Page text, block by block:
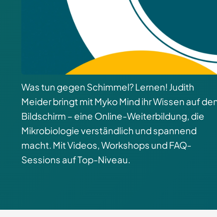
Was tun gegen Schimmel? Lernen! Judith
Meider bringt mit Myko Mind ihr Wissen auf
Bildschirm – eine Online-Weiterbildung, die
Mikrobiologie verständlich und spannend
macht. Mit Videos, Workshops und FAQ-
Sessions auf Top-Niveau.